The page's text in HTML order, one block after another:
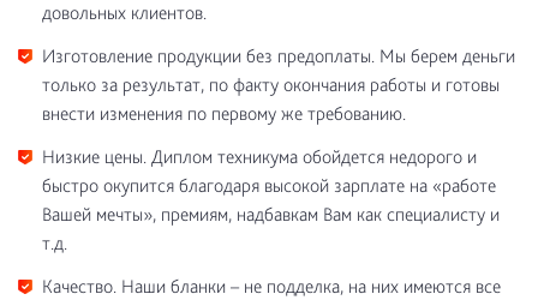
довольных клиентов.
Изготовление продукции без предоплаты. Мы берем деньги
только за результат, по факту окончания работы и готовы
внести изменения по первому же требованию.
Низкие цены. Диплом техникума обойдется недорого и
быстро окупится благодаря высокой зарплате на «работе
Вашей мечты», премиям, надбавкам Вам как специалисту и
т.д.
Качество. Наши бланки – не подделка, на них имеются все